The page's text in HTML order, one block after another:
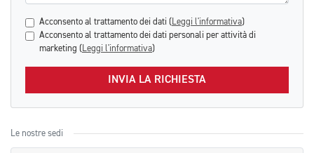
Acconsento al trattamento dei dati ( Leggi l'informativa)
Acconsento al trattamento dei dati personali per attività di
marketing ( Leggi l'informativa)
INVIA LA RICHIESTA
Le nostre sedi